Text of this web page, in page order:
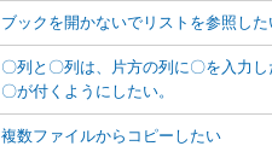
ブックを開かないでリストを参照した
〇列と〇列は、片方の列に〇を入力
〇が付くようにしたい。
複数ファイルからコピーしたい